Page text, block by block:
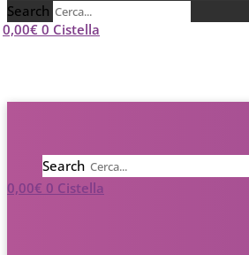
Search
0,00€ 0 Cistella
Search
0,00€ 0 Cistella